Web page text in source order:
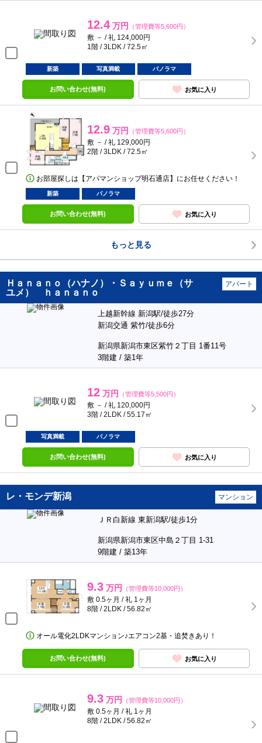
12.4 万円 （管理費等5,600円）
敷 － / 礼 124,000円
1階 / 3LDK / 72.5㎡
新築 写真満載 パノラマ
お問い合わせ(無料) お気に入り
12.9 万円 （管理費等5,600円）
敷 － / 礼 129,000円
2階 / 3LDK / 72.5㎡
お部屋探しは【アパマンショップ明石通店】にお任せください！
新築 パノラマ
お問い合わせ(無料) お気に入り
もっと見る
Ｈａｎａｎｏ（ハナノ）・Ｓａｙｕｍｅ（サ
ユメ） ｈａｎａｎｏ
アパート
上越新幹線 新潟駅/徒歩27分
新潟交通 紫竹/徒歩6分
新潟県新潟市東区紫竹２丁目 1番11号
3階建 / 築1年
12 万円 （管理費等5,500円）
敷 － / 礼 120,000円
3階 / 2LDK / 55.17㎡
写真満載 パノラマ
お問い合わせ(無料) お気に入り
レ・モンデ新潟 マンション
ＪＲ白新線 東新潟駅/徒歩1分
新潟県新潟市東区中島２丁目 1-31
9階建 / 築13年
9.3 万円 （管理費等10,000円）
敷 0.5ヶ月 / 礼 1ヶ月
8階 / 2LDK / 56.82㎡
オール電化2LDKマンション♪エアコン2基・追焚きあり！
お問い合わせ(無料) お気に入り
9.3 万円 （管理費等10,000円）
敷 0.5ヶ月 / 礼 1ヶ月
8階 / 2LDK / 56.82㎡